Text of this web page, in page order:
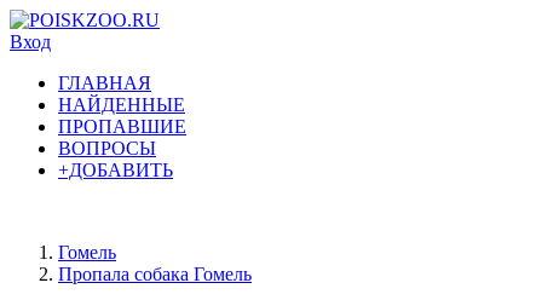
Вход
ГЛАВНАЯ
НАЙДЕННЫЕ
ПРОПАВШИЕ
ВОПРОСЫ
+ДОБАВИТЬ
Гомель
Пропала собака Гомель